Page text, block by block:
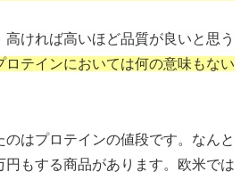
ければ高いほど品質が良いと思う
ロテインにおいては何の意味もない
はプロテインの値段です。なんと
円もする商品があります。欧米では